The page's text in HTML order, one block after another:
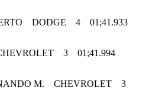
DODGE 4 01;41.933
3 01;41.994
M. CHEVROLET 3